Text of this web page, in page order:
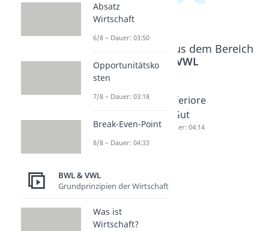
Beliebte Inhalte aus dem Bereich
BWL & VWL
Güterart
Dauer: 03:14
Freie
und
wirtschaf
Dauer: 03:42
Inferiore
s Gut
Dauer: 04:14
Absatz
Wirtschaft
6/8 – Dauer: 03:50
Opportunitätsko
sten
7/8 – Dauer: 03:18
Break-Even-Point
8/8 – Dauer: 04:33
BWL & VWL
Grundprinzipien der Wirtschaft
Was ist
Wirtschaft?